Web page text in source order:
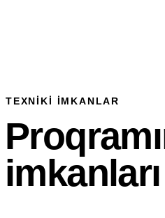
TEXNIKI IMKANLAR
imkanları